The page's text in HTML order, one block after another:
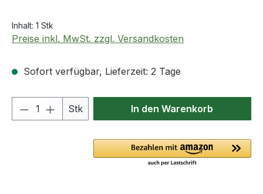
Inhalt: 1 Stk
Preise inkl. MwSt. zzgl. Versandkosten
Sofort verfügbar, Lieferzeit: 2 Tage
Produkt Anzahl: Gib den
Stk In den Warenkorb